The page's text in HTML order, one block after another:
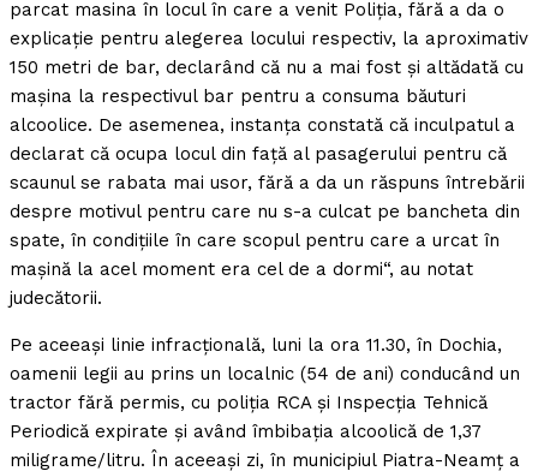
parcat masina în locul în care a venit Poliţia, fără a da o
explicaţie pentru alegerea locului respectiv, la aproximativ
150 metri de bar, declarând că nu a mai fost şi altădată cu
maşina la respectivul bar pentru a consuma băuturi
alcoolice. De asemenea, instanţa constată că inculpatul a
declarat că ocupa locul din faţă al pasagerului pentru că
scaunul se rabata mai usor, fără a da un răspuns întrebării
despre motivul pentru care nu s-a culcat pe bancheta din
spate, în condiţiile în care scopul pentru care a urcat în
maşină la acel moment era cel de a dormi“, au notat
judecătorii.
Pe aceeaşi linie infracţională, luni la ora 11.30, în Dochia,
oamenii legii au prins un localnic (54 de ani) conducând un
tractor fără permis, cu poliţia RCA şi Inspecţia Tehnică
Periodică expirate şi având îmbibaţia alcoolică de 1,37
miligrame/litru. În aceeaşi zi, în municipiul Piatra-Neamţ a